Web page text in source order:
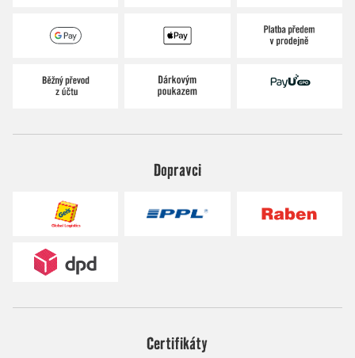
Dopravci
Certifikáty